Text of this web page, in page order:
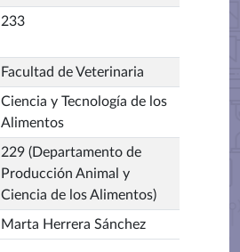
233
Facultad de Veterinaria
Ciencia y Tecnología de los
Alimentos
229 (Departamento de
Producción Animal y
Ciencia de los Alimentos)
Marta Herrera Sánchez